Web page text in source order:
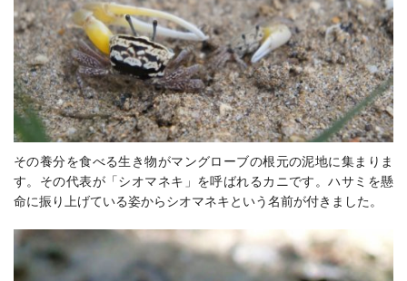
その養分を食べる生き物がマングローブの根元の泥地に集まりま
す。その代表が「シオマネキ」を呼ばれるカニです。ハサミを懸
命に振り上げている姿からシオマネキという名前が付きました。